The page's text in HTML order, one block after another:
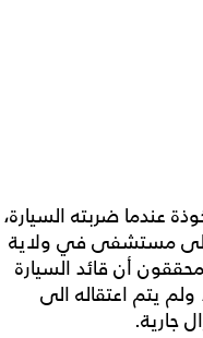
عندما ضربته السيارة،
إلى مستشفى في ولاية
أن قائد السيارة
ولم يتم اعتقاله الى
جارية.